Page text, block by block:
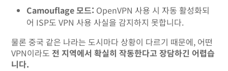
Camouflage 모드: OpenVPN 사용 시 자동 활성화되
어 ISP도 VPN 사용 사실을 감지하지 못합니다.
물론 중국 같은 나라는 도시마다 상황이 다르기 때문에, 어떤
VPN이라도전 지역에서 확실히 작동한다고 장담하긴 어렵습
니다.